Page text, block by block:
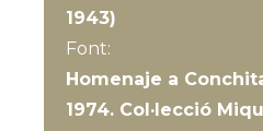
1943)
Font:
Homenaje a
1974. Col·lecció